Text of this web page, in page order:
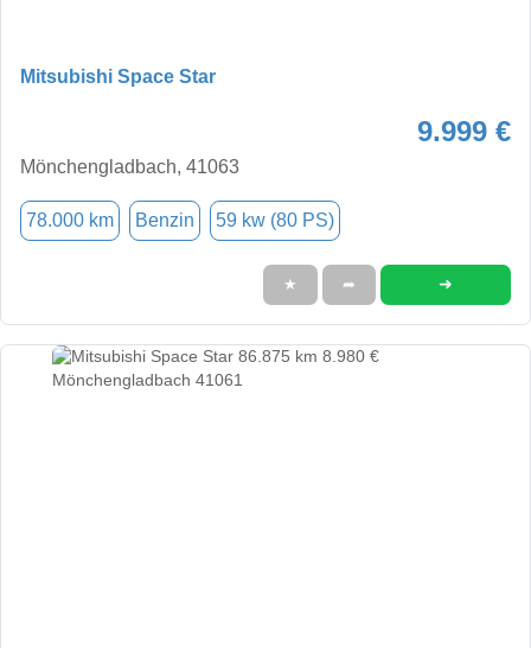
Mitsubishi Space Star
9.999 €
Mönchengladbach, 41063
78.000 km Benzin 59 kw (80 PS)
★ ➦ ➜